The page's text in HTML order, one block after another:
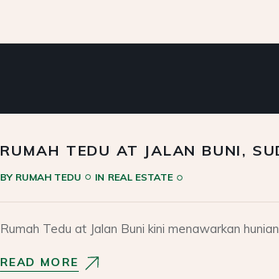
RUMAH TEDU AT JALAN BUNI,
BY RUMAH TEDU IN REAL ESTATE
Rumah Tedu at Jalan Buni kini menawarkan
READ MORE